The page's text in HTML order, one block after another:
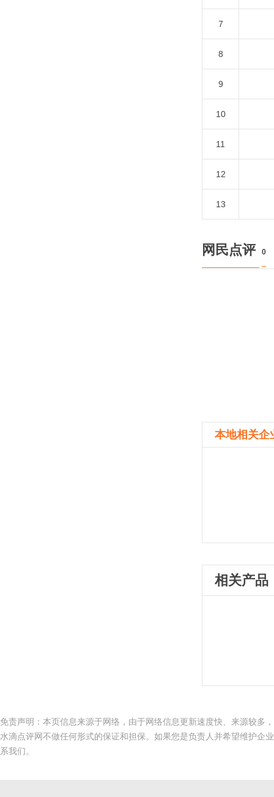
7
8
9
10
11
12
13
网民点评 0
本地相关企
相关产品
免责声明：本页信息来源于网络，由于网络信息更新速度快、来源较多
水滴点评网不做任何形式的保证和担保。如果您是负责人并希望维护企
系我们。